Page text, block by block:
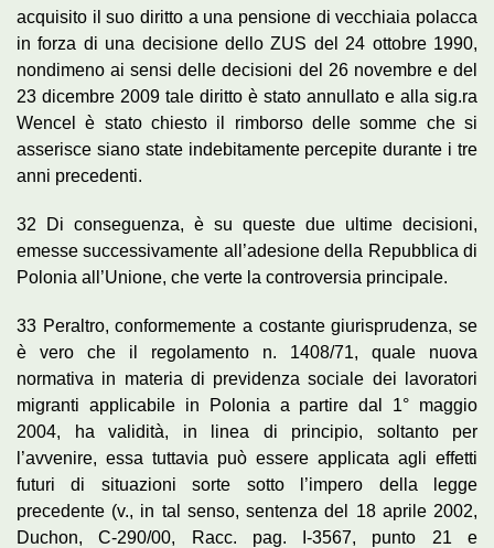
acquisito il suo diritto a una pensione di vecchiaia polacca
in forza di una decisione dello ZUS del 24 ottobre 1990,
nondimeno ai sensi delle decisioni del 26 novembre e del
23 dicembre 2009 tale diritto è stato annullato e alla sig.ra
Wencel è stato chiesto il rimborso delle somme che si
asserisce siano state indebitamente percepite durante i tre
anni precedenti.
32 Di conseguenza, è su queste due ultime decisioni,
emesse successivamente all’adesione della Repubblica di
Polonia all’Unione, che verte la controversia principale.
33 Peraltro, conformemente a costante giurisprudenza, se
è vero che il regolamento n. 1408/71, quale nuova
normativa in materia di previdenza sociale dei lavoratori
migranti applicabile in Polonia a partire dal 1° maggio
2004, ha validità, in linea di principio, soltanto per
l’avvenire, essa tuttavia può essere applicata agli effetti
futuri di situazioni sorte sotto l’impero della legge
precedente (v., in tal senso, sentenza del 18 aprile 2002,
Duchon, C-290/00, Racc. pag. I-3567, punto 21 e